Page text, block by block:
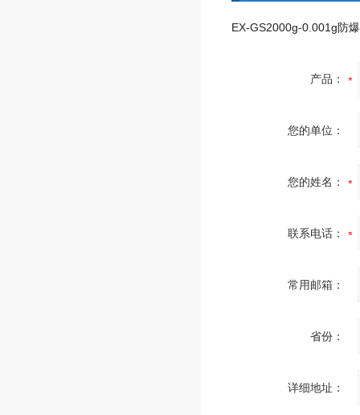
产品：
您的单位：
您的姓名：
联系电话：
常用邮箱：
省份：
详细地址：